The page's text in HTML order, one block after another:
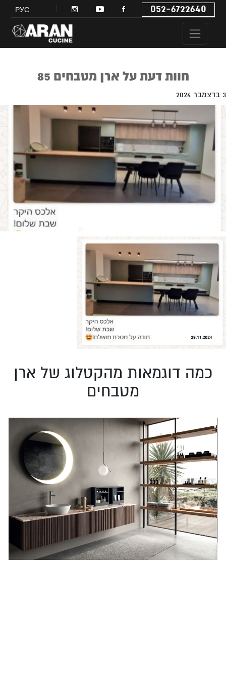
РУС 052-6722640
חוות דעת על ארן מטבחים 85
3 בדצמבר 2024
כמה דוגמאות מהקטלוג של ארן
מטבחים